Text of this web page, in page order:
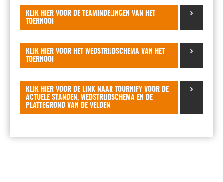
KLIK HIER VOOR DE TEAMINDELINGEN VAN HET
TOERNOOI
KLIK HIER VOOR HET WEDSTRIJDSCHEMA VAN HET
TOERNOOI
KLIK HIER VOOR DE LINK NAAR TOURNIFY VOOR DE
ACTUELE STANDEN, WEDSTRIJDSCHEMA EN DE
PLATTEGROND VAN DE VELDEN